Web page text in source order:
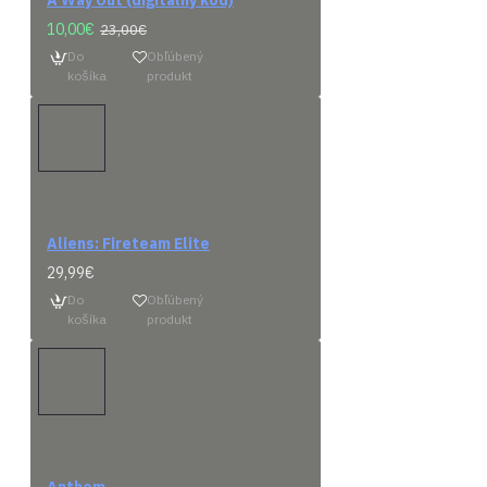
KATEGÓRIE
10,00€ 23,00€
Do
košíka
Obľúbený
produkt
Aliens: Fireteam Elite
29,99€
Do
košíka
Obľúbený
produkt